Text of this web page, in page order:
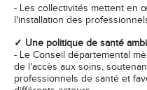
- Les collectivités mettent en
l'installation des
✓ Une politique de santé
- Le Conseil départemental
de l'accès aux soins,
professionnels de santé et